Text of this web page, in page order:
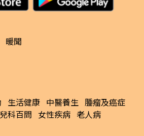
暖聞
生活健康 中醫養生 腫瘤及癌症
兒科百問 女性疾病 老人病